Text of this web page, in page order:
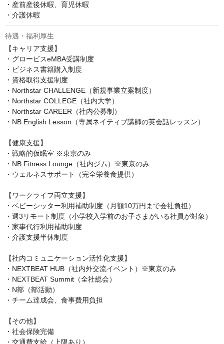
・産前産後休暇、育児休暇
・介護休暇
待遇・福利厚生
【キャリア支援】
・グロービスeMBA受講制度
・ビジネス書籍購入制度
・資格取得支援制度
・Northstar CHALLENGE（新規事業立案制度）
・Northstar COLLEGE（社内大学）
・Northstar CAREER（社内公募制）
・NB English Lesson（専属ネイティブ講師の英会話レッスン）
【健康支援】
・戦略的仮眠室 ※東京のみ
・NB Fitness Lounge（社内ジム）※東京のみ
・ウェルネスサポート（完全栄養食提供）
【ワークライフ両立支援】
・ベビーシッター利用補助制度（月額10万円まで会社負担）
・週3リモート制度（小学校入学前のお子さまがいる社員が対象）
・家事代行利用補助制度
・介護支援半休制度
【社内コミュニケーション活性化支援】
・NEXTBEAT HUB（社内外交流イベント）※東京のみ
・NEXTBEAT Summit（全社総会）
・N部（部活動）
・チーム達成会、食事費用負担
【その他】
・社会保険完備
・交通費支給（上限あり）